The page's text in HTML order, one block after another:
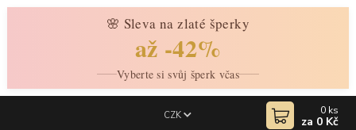
🌸 Sleva na zlaté šperky
až -42%
Vyberte si svůj šperk včas
CZK 0 ks
za 0 Kč